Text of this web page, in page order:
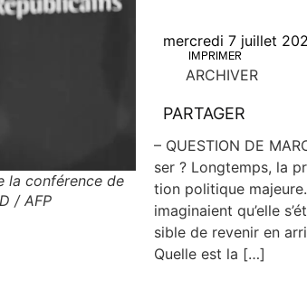
la conférence de
/ AFP
mercredi 7 juillet
IMPRIMER
ARCHIVER
PARTAGER
– QUESTION DE
ser ? Long­temps, la
tion poli­tique
ima­gi­naient qu’elle
sible de reve­nir en
Quelle est la […]